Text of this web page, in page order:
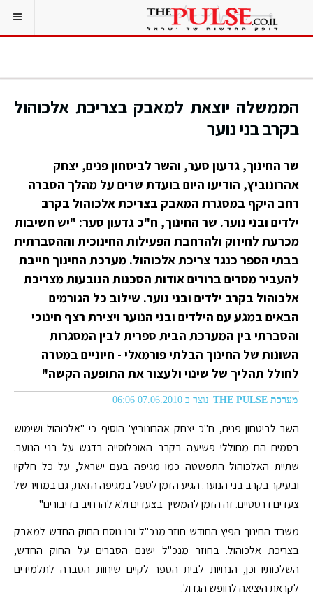
הממשלה יוצאת למאבק בצריכת אלכוהול
בקרב בני נוער
שר החינוך, גדעון סער, והשר לביטחון פנים, יצחק
אהרונוביץ, הודיעו היום בועדת שרים על מהלך הסברה
רחב היקף במסגרת המאבק בצריכת אלכוהול בקרב
ילדים ובני נוער. שר החינוך, ח"כ גדעון סער: "יש חשיבות
מכרעת לחיזוק ולהרחבת הפעילות החינוכית וההסברתית
בבתי הספר כנגד צריכת אלכוהול. מערכת החינוך חייבת
להעביר מסרים ברורים אודות הסכנות הנובעות מצריכת
אלכוהול בקרב ילדים ובני נוער. שילוב כל הגורמים
הבאים במגע עם הילדים ובני הנוער ויצירת רצף חינוכי
והסברתי בין המערכת הבית ספרית לבין המסגרות
השונות של החינוך הבלתי פורמאלי - חיוניים במטרה
לחולל תהליך של שינוי ולעצור את התופעה הקשה"
מערכת THE PULSE נוצר ב 07.06.2010 06:06
השר לביטחון פנים, ח"כ יצחק אהרונוביץ' הוסיף כי "אלכוהול ושימוש
בסמים הם מחוללי פשיעה בקרב האוכלוסייה בדגש על בני הנוער.
שתיית האלכוהול התפשטה כמו מגיפה בעם ישראל, על כל חלקיו
ובעיקר בקרב בני הנוער. הגיע הזמן לטפל במגיפה הזאת, גם במחיר של
צעדים דרסטיים. זה הזמן להמשיך בצעדים ולא להרחיב בדיבורים"
משרד החינוך הפיץ החודש חוזר מנכ"ל ובו נוסח החוק החדש למאבק
בצריכת אלכוהול. בחוזר מנכ"ל ישנם הסברים על החוק החדש,
השלכותיו וכן, הנחיות לבית הספר לקיים שיחות הסברה לתלמידים
לקראת היציאה לחופש הגדול.